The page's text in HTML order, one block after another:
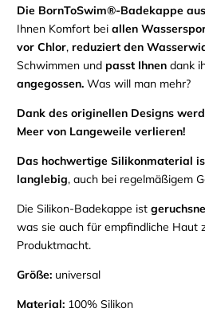
Die BornToSwim®-Badekappe
Ihnen Komfort bei allen
vor Chlor, reduziert den
Schwimmen und passt Ihnen dank
angegossen. Was will man mehr?
Dank des originellen Designs
Meer von Langeweile verlieren!
Das hochwertige Silikonmaterial
langlebig, auch bei regelmäßigem
Die Silikon-Badekappe ist
was sie auch für empfindliche Haut
Produktmacht.
Größe: universal
Material: 100% Silikon